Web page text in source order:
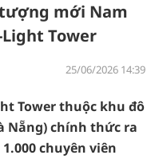
mới Nam
Tower
25/06/2026 14:39
Tower thuộc khu đô
Nẵng) chính thức ra
chuyên viên